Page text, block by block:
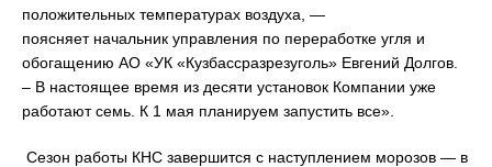
положительных температурах воздуха, —
поясняет начальник управления по переработке угля и
обогащению АО «УК «Кузбассразрезуголь» Евгений Долгов.
– В настоящее время из десяти установок Компании уже
работают семь. К 1 мая планируем запустить все».
Сезон работы КНС завершится с наступлением морозов — в